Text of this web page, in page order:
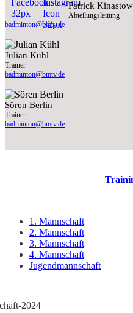
Patrick
Abteilungsleitung
badminton@bmtv.de
Julian Kühl
Trainer
badminton@bmtv.de
Sören Berlin
Trainer
badminton@bmtv.de
1. Mannschaft
2. Mannschaft
3. Mannschaft
4. Mannschaft
Jugendmannschaft